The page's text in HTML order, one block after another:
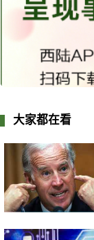
大家都在看